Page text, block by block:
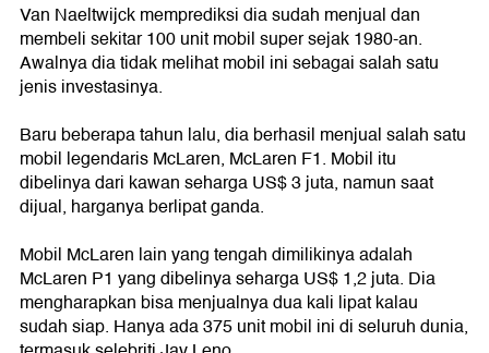
Van Naeltwijck memprediksi dia sudah menjual dan
membeli sekitar 100 unit mobil super sejak 1980-an.
Awalnya dia tidak melihat mobil ini sebagai salah satu
jenis investasinya.
Baru beberapa tahun lalu, dia berhasil menjual salah satu
mobil legendaris McLaren, McLaren F1. Mobil itu
dibelinya dari kawan seharga US$ 3 juta, namun saat
dijual, harganya berlipat ganda.
Mobil McLaren lain yang tengah dimilikinya adalah
McLaren P1 yang dibelinya seharga US$ 1,2 juta. Dia
mengharapkan bisa menjualnya dua kali lipat kalau
sudah siap. Hanya ada 375 unit mobil ini di seluruh dunia,